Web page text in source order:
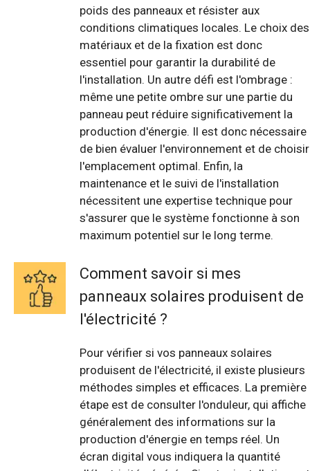
poids des panneaux et résister aux
conditions climatiques locales. Le choix des
matériaux et de la fixation est donc
essentiel pour garantir la durabilité de
l'installation. Un autre défi est l'ombrage :
même une petite ombre sur une partie du
panneau peut réduire significativement la
production d'énergie. Il est donc nécessaire
de bien évaluer l'environnement et de choisir
l'emplacement optimal. Enfin, la
maintenance et le suivi de l'installation
nécessitent une expertise technique pour
s'assurer que le système fonctionne à son
maximum potentiel sur le long terme.
Comment savoir si mes
panneaux solaires produisent de
l'électricité ?
Pour vérifier si vos panneaux solaires
produisent de l'électricité, il existe plusieurs
méthodes simples et efficaces. La première
étape est de consulter l'onduleur, qui affiche
généralement des informations sur la
production d'énergie en temps réel. Un
écran digital vous indiquera la quantité